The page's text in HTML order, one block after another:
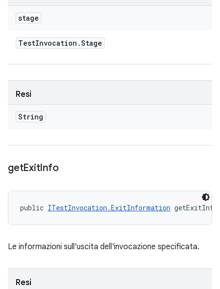
stage
TestInvocation .Stage
Resi
String
getExitInfo
public ITestInvocation.ExitInformation
Le informazioni sull'uscita dell'invocazione specificata.
Resi